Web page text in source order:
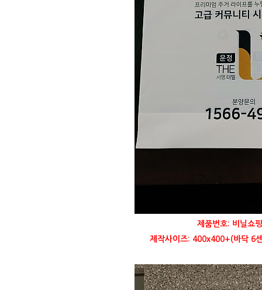
제품번호: 비닐쇼
제작사이즈: 400x400+(바닥 6